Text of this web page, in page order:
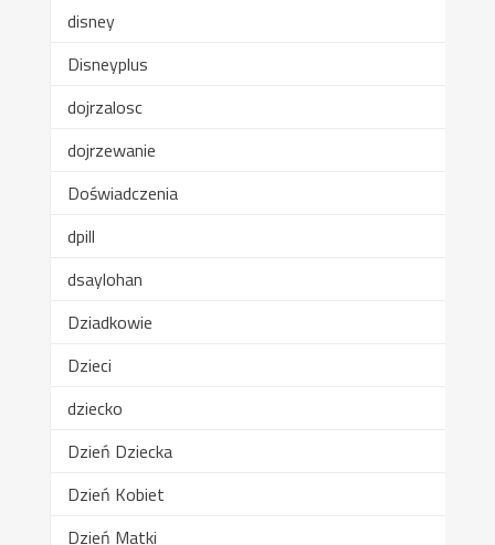
disney
Disneyplus
dojrzalosc
dojrzewanie
Doświadczenia
dpill
dsaylohan
Dziadkowie
Dzieci
dziecko
Dzień Dziecka
Dzień Kobiet
Dzień Matki